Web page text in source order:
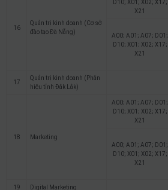
16
Quản trị kinh doanh (Cơ sở
đào tạo Đà Nẵng)
D10; X01; X02; X17;
X21
A00; A01; A07; D01;
D10; X01; X02; X17;
X21
17
Quản trị kinh doanh (Phân
hiệu tỉnh Đắk Lắk)
18 Marketing
A00; A01; A07; D01;
D10; X01; X02; X17;
X21
A00; A01; A07; D01;
D10; X01; X02; X17;
X21
19 Digital Marketing